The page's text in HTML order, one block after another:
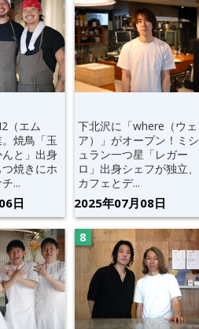
（エム
焼鳥「玉
と」出身
焼きにホ
...
日
下北沢に「where（ウェ
ア）」がオープン！ミシ
ュラン一つ星「レガー
ロ」出身シェフが独立、
カフェとデ...
2025年07月08日